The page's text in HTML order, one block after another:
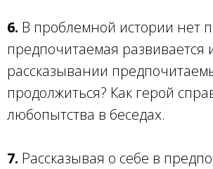
6. В проблемной истории нет
предпочитаемая
рассказывании
продолжиться? Как герой
любопытства в беседах.
7. Рассказывая о себе в